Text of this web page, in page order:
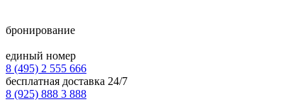
бронирование
единый номер
8 (495) 2 555 666
бесплатная доставка 24/7
8 (925) 888 3 888